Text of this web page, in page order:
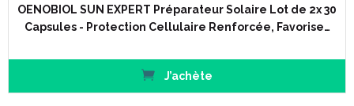
OENOBIOL SUN EXPERT Préparateur Solaire Lot de 2x 30
Capsules - Protection Cellulaire Renforcée, Favorise…
J’achète